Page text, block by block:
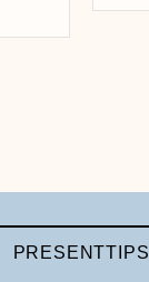
PRESENTTIPS